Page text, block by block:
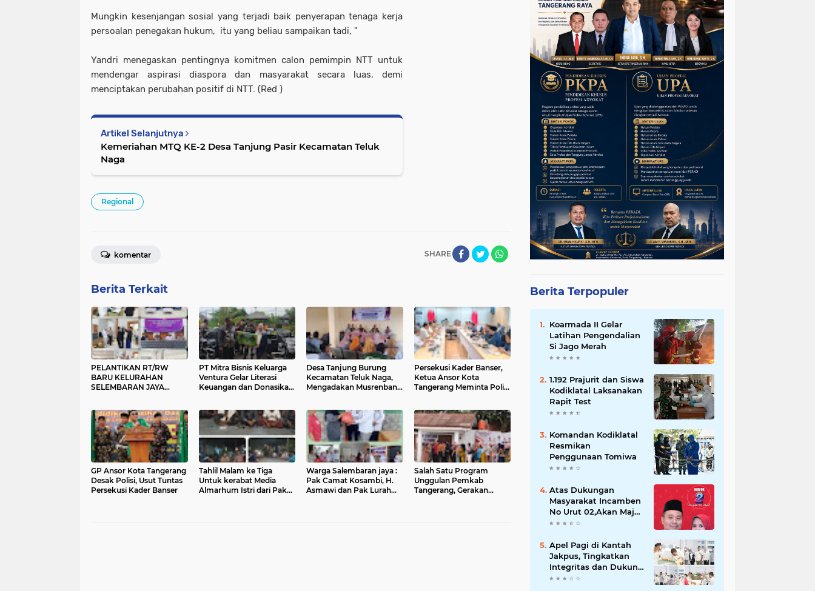
Mungkin kesenjangan sosial yang terjadi baik penyerapan tenaga kerja
persoalan penegakan hukum, itu yang beliau sampaikan tadi, "
Yandri menegaskan pentingnya komitmen calon pemimpin NTT untuk
mendengar aspirasi diaspora dan masyarakat secara luas, demi
menciptakan perubahan positif di NTT. (Red )
Artikel Selanjutnya
Kemeriahan MTQ KE-2 Desa Tanjung Pasir Kecamatan Teluk
Naga
Regional
SHARE
komentar
Berita Terkait
PELANTIKAN RT/RW
BARU KELURAHAN
SELEMBARAN JAYA
DIHARAPKAN LEBIH
GIGIH LAYANI
MASYARAKAT
​PT Mitra Bisnis Keluarga
Ventura Gelar Literasi
Keuangan dan Donasikan
Desa Tanjung Burung
Kecamatan Teluk Naga,
Mengadakan Musrenbang
Persekusi Kader Banser,
Ketua Ansor Kota
Tangerang Meminta Polisi
GP Ansor Kota Tangerang
Desak Polisi, Usut Tuntas
Persekusi Kader Banser
Tahlil Malam ke Tiga
Untuk kerabat Media
Almarhum Istri dari Pak
Warga Salembaran jaya :
Pak Camat Kosambi, H.
Asmawi dan Pak Lurah
Salah Satu Program
Unggulan Pemkab
Tangerang, Gerakan
Berita Terpopuler
Koarmada II Gelar
Latihan Pengendalian
Si Jago Merah
1.192 Prajurit dan Siswa
Kodiklatal Laksanakan
Rapit Test
Komandan Kodiklatal
Resmikan
Penggunaan Tomiwa
Atas Dukungan
Masyarakat Incamben
No Urut 02,Akan Maju
Untuk Memajukan
Apel Pagi di Kantah
Jakpus, Tingkatkan
Integritas dan Dukung
WBK